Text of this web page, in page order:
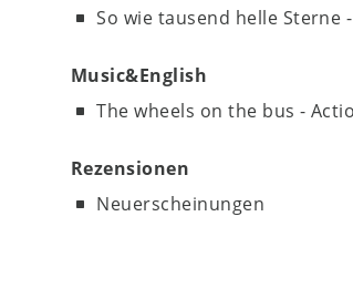
So wie tausend helle Sterne
Music&English
The wheels on the bus -
Rezensionen
Neuerscheinungen